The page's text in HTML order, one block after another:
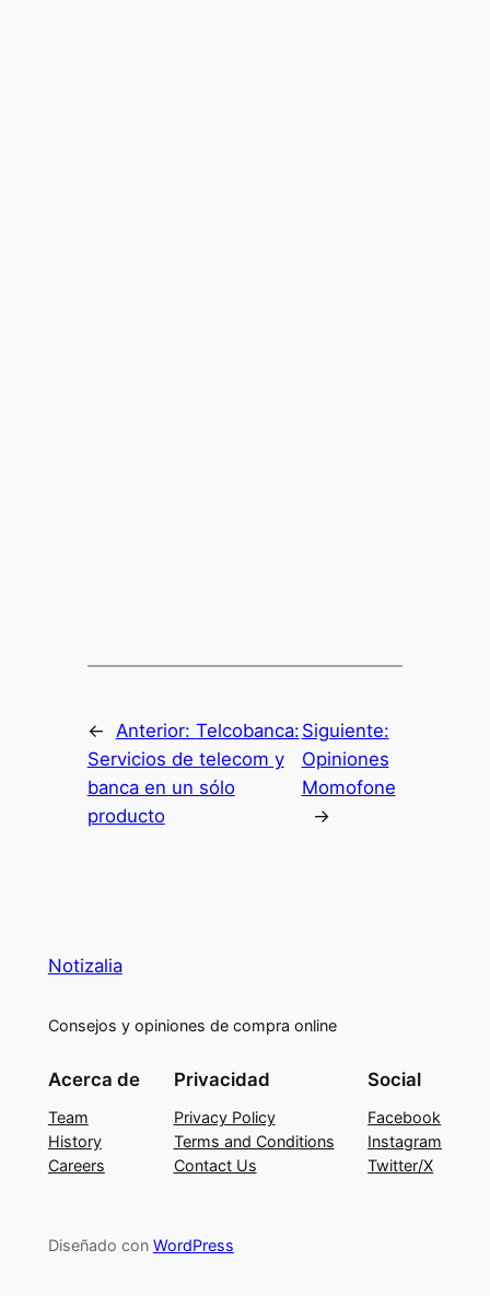
← Anterior: Telcobanca:
Servicios de telecom y
banca en un sólo
producto
Siguiente:
Opiniones
Momofone
→
Notizalia
Consejos y opiniones de compra online
Acerca de
Team
History
Careers
Privacidad
Privacy Policy
Terms and Conditions
Contact Us
Social
Facebook
Instagram
Twitter/X
Diseñado con WordPress